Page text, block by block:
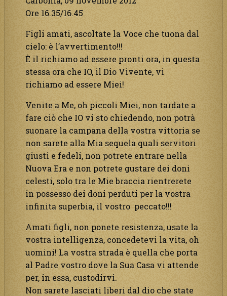
Ore 16.35/16.45
Figli amati, ascoltate la Voce che tuona dal
cielo: è l’avvertimento!!!
È il richiamo ad essere pronti ora, in questa
stessa ora che IO, il Dio Vivente, vi
richiamo ad essere Miei!
Venite a Me, oh piccoli Miei, non tardate a
fare ciò che IO vi sto chiedendo, non potrà
suonare la campana della vostra vittoria se
non sarete alla Mia sequela quali servitori
giusti e fedeli, non potrete entrare nella
Nuova Era e non potrete gustare dei doni
celesti, solo tra le Mie braccia rientrerete
in possesso dei doni perduti per la vostra
infinita superbia, il vostro peccato!!!
Amati figli, non ponete resistenza, usate la
vostra intelligenza, concedetevi la vita, oh
uomini! La vostra strada è quella che porta
al Padre vostro dove la Sua Casa vi attende
per, in essa, custodirvi.
Non sarete lasciati liberi dal dio che state